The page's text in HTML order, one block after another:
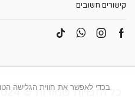
קישורים חשובים
כל הזכויות שמורות © 2024 לפולו קוסמטיקס |
בכדי לאפשר את חווית הגלישה